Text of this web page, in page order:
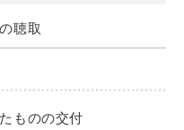
聴取
ものの交付